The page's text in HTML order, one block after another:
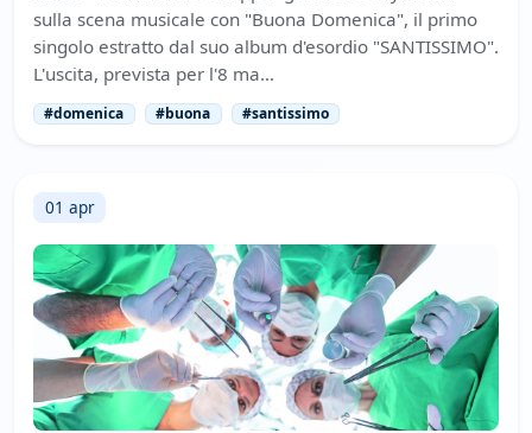
sulla scena musicale con "Buona Domenica", il primo
singolo estratto dal suo album d'esordio "SANTISSIMO".
L'uscita, prevista per l'8 ma…
#domenica #buona #santissimo
01 apr